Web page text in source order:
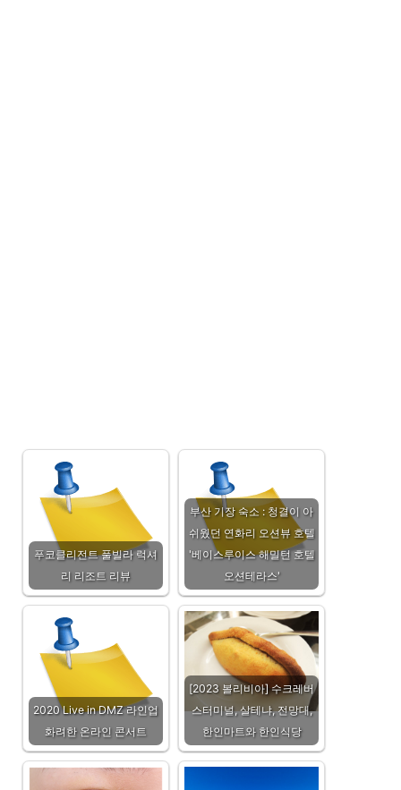
푸코클리전트 풀빌라 럭셔
리 리조트 리뷰
부산 기장 숙소 : 청결이 아
쉬웠던 연화리 오션뷰 호텔
'베이스루이스 해밀턴 호텔
오션테라스'
2020 Live in DMZ 라인업
화려한 온라인 콘서트
[2023 볼리비아] 수크레버
스터미널, 살테냐, 전망대,
한인마트와 한인식당